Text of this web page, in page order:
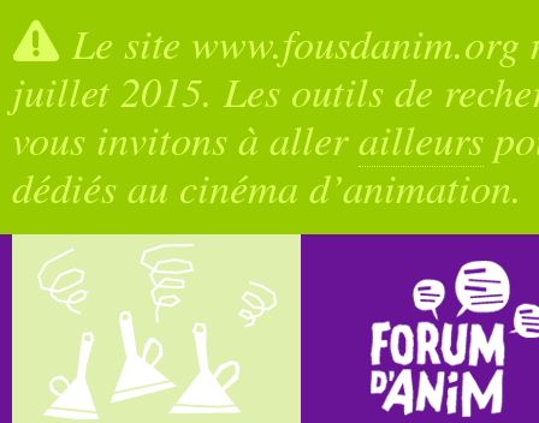
Le site
juillet 2015. Les outils de
vous invitons à allerailleurs
dédiés au cinéma d’animation.